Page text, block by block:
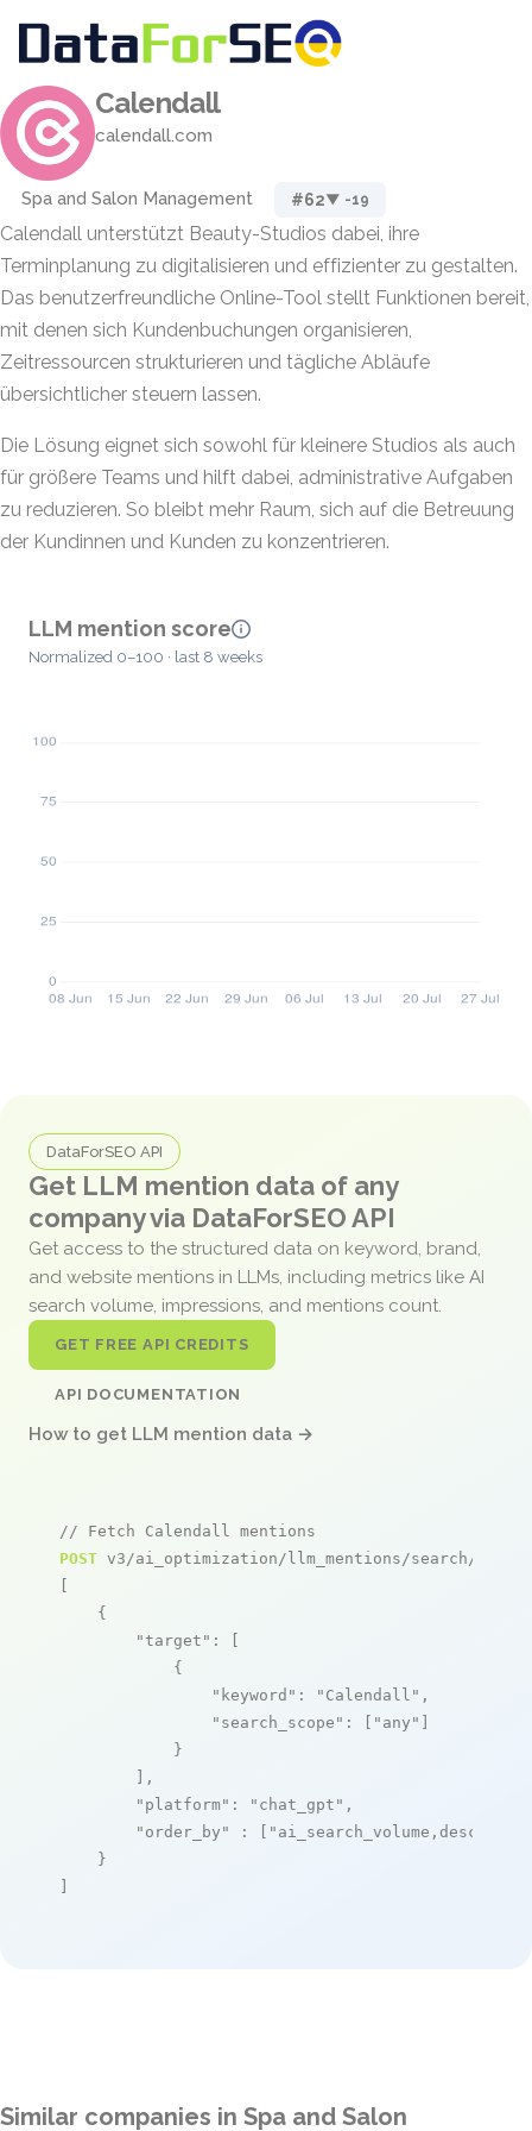
Calendall
calendall.com
Spa and Salon Management #62▼ -19
Calendall unterstützt Beauty-Studios dabei, ihre
Terminplanung zu digitalisieren und effizienter zu gestalten.
Das benutzerfreundliche Online-Tool stellt Funktionen bereit,
mit denen sich Kundenbuchungen organisieren,
Zeitressourcen strukturieren und tägliche Abläufe
übersichtlicher steuern lassen.
Die Lösung eignet sich sowohl für kleinere Studios als auch
für größere Teams und hilft dabei, administrative Aufgaben
zu reduzieren. So bleibt mehr Raum, sich auf die Betreuung
der Kundinnen und Kunden zu konzentrieren.
LLM mention score
Normalized 0–100 · last 8 weeks
DataForSEO API
Get LLM mention data of any
company via DataForSEO API
Get access to the structured data on keyword, brand,
and website mentions in LLMs, including metrics like AI
search volume, impressions, and mentions count.
GET FREE API CREDITS
API DOCUMENTATION
How to get LLM mention data →
// Fetch Calendall mentions
POST v3/ai_optimization/llm_mentions/search/live
[
    {
"target" : [
            {
"keyword" : "Calendall" ,
"search_scope" : [ "any" ]
            }
        ],
"platform" : "chat_gpt" ,
"order_by"
: [ "ai_search_volume,desc"
    }
]
Similar companies in Spa and Salon